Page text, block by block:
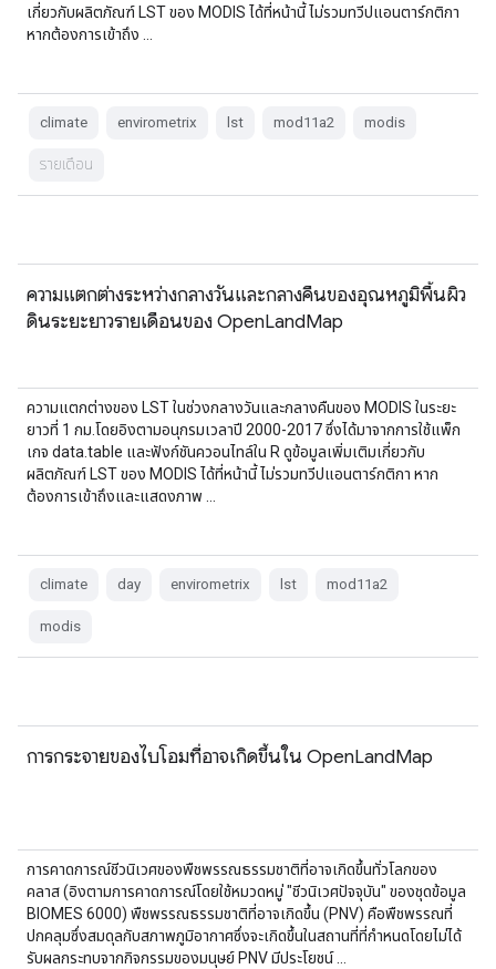
เกี่ยวกับผลิตภัณฑ์ LST ของ MODIS ได้ที่หน้านี้ ไม่รวมทวีปแอนตาร์กติกา
หากต้องการเข้าถึง …
climate envirometrix lst mod11a2 modis
รายเดือน
ความแตกต่างระหว่างกลางวันและกลางคืนของอุณหภูมิพื้นผิว
ดินระยะยาวรายเดือนของ OpenLandMap
ความแตกต่างของ LST ในช่วงกลางวันและกลางคืนของ MODIS ในระยะ
ยาวที่ 1 กม.โดยอิงตามอนุกรมเวลาปี 2000-2017 ซึ่งได้มาจากการใช้แพ็ก
เกจ data.table และฟังก์ชันควอนไทล์ใน R ดูข้อมูลเพิ่มเติมเกี่ยวกับ
ผลิตภัณฑ์ LST ของ MODIS ได้ที่หน้านี้ ไม่รวมทวีปแอนตาร์กติกา หาก
ต้องการเข้าถึงและแสดงภาพ …
climate day envirometrix lst mod11a2
modis
การกระจายของไบโอมที่อาจเกิดขึ้นใน OpenLandMap
การคาดการณ์ชีวนิเวศของพืชพรรณธรรมชาติที่อาจเกิดขึ้นทั่วโลกของ
คลาส (อิงตามการคาดการณ์โดยใช้หมวดหมู่ "ชีวนิเวศปัจจุบัน" ของชุดข้อมูล
BIOMES 6000) พืชพรรณธรรมชาติที่อาจเกิดขึ้น (PNV) คือพืชพรรณที่
ปกคลุมซึ่งสมดุลกับสภาพภูมิอากาศซึ่งจะเกิดขึ้นในสถานที่ที่กำหนดโดยไม่ได้
รับผลกระทบจากกิจกรรมของมนุษย์ PNV มีประโยชน์ …